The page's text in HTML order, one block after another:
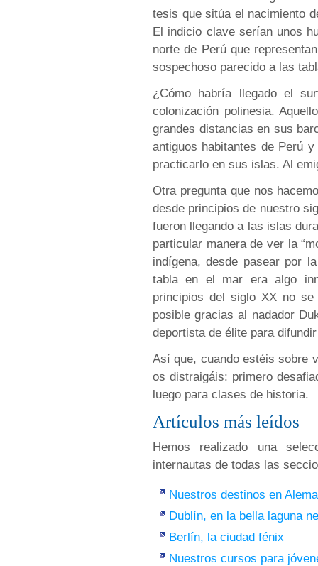
tesis que sitúa el nacimiento
El indicio clave serían unos
norte de Perú que
sospechoso parecido a las
¿Cómo habría llegado el
colonización polinesia.
grandes distancias en sus
antiguos habitantes de Perú
practicarlo en sus islas. Al
Otra pregunta que nos
desde principios de nuestro
fueron llegando a las islas
particular manera de ver la
indígena, desde pasear por
tabla en el mar era algo
principios del siglo XX no
posible gracias al nadador
deportista de élite para
Así que, cuando estéis sobre
os distraigáis: primero
luego para clases de historia.
Artículos más leídos
Hemos realizado una
internautas de todas las
Nuestros destinos en
Dublín, en la bella laguna
Berlín, la ciudad fénix
Nuestros cursos para